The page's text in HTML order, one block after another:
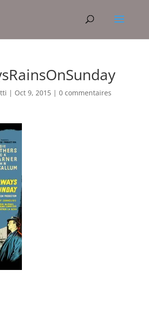
| Oct 9, 2015| 0 commentaires